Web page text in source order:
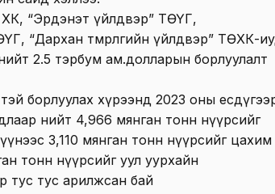
“Эрдэнэт үйлдвэр” ТӨҮГ,
“Дархан төмөрлөгийн үйлдвэр” ТӨХК-
2.5 тэрбум ам.долларын борлуулалт
борлуулах хүрээнд 2023 оны
нийт 4,966 мянган тонн нүүрсийг
үүнээс 3,110 мянган тонн нүүрсийг цахим
тонн нүүрсийг уул уурхайн
тус тус арилжсан бай